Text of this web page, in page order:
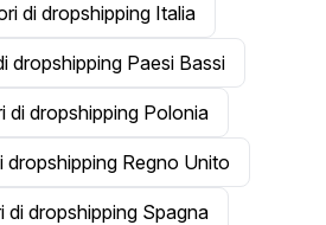
di dropshipping Italia
dropshipping Paesi Bassi
di dropshipping Polonia
dropshipping Regno Unito
di dropshipping Spagna